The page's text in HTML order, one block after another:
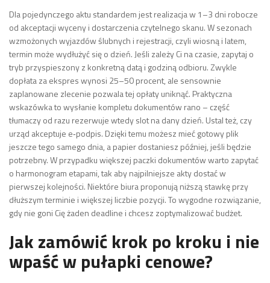
Dla pojedynczego aktu standardem jest realizacja w 1–3 dni robocze
od akceptacji wyceny i dostarczenia czytelnego skanu. W sezonach
wzmożonych wyjazdów ślubnych i rejestracji, czyli wiosną i latem,
termin może wydłużyć się o dzień. Jeśli zależy Ci na czasie, zapytaj o
tryb przyspieszony z konkretną datą i godziną odbioru. Zwykle
dopłata za ekspres wynosi 25–50 procent, ale sensownie
zaplanowane zlecenie pozwala tej opłaty uniknąć. Praktyczna
wskazówka to wysłanie kompletu dokumentów rano – część
tłumaczy od razu rezerwuje wtedy slot na dany dzień. Ustal też, czy
urząd akceptuje e‑podpis. Dzięki temu możesz mieć gotowy plik
jeszcze tego samego dnia, a papier dostaniesz później, jeśli będzie
potrzebny. W przypadku większej paczki dokumentów warto zapytać
o harmonogram etapami, tak aby najpilniejsze akty dostać w
pierwszej kolejności. Niektóre biura proponują niższą stawkę przy
dłuższym terminie i większej liczbie pozycji. To wygodne rozwiązanie,
gdy nie goni Cię żaden deadline i chcesz zoptymalizować budżet.
Jak zamówić krok po kroku i nie
wpaść w pułapki cenowe?